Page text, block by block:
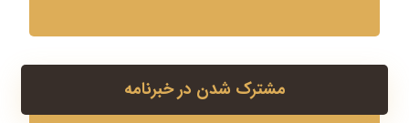
مشترک شدن در خبرنامه